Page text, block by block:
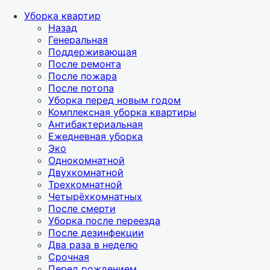
Уборка квартир
Назад
Генеральная
Поддерживающая
После ремонта
После пожара
После потопа
Уборка перед новым годом
Комплексная уборка квартиры
Антибактериальная
Ежедневная уборка
Эко
Однокомнатной
Двухкомнатной
Трехкомнатной
Четырёхкомнатных
После смерти
Уборка после переезда
После дезинфекции
Два раза в неделю
Срочная